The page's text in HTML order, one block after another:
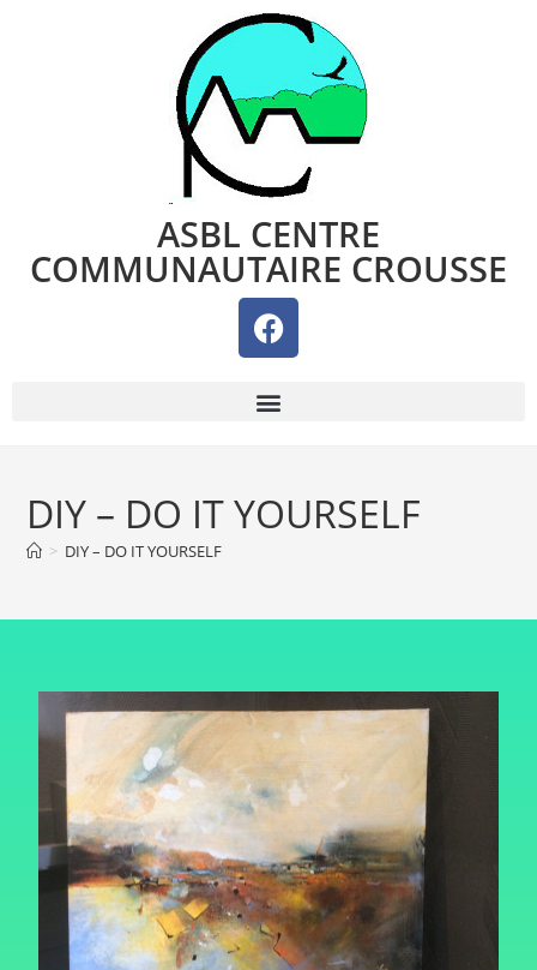
ASBL CENTRE
COMMUNAUTAIRE CROUSSE
DIY – DO IT YOURSELF
> DIY – DO IT YOURSELF